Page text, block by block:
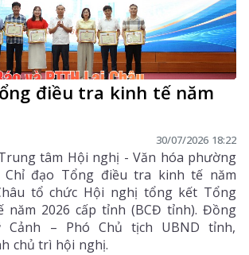
điều tra kinh tế năm
30/07/2026 18:22
tâm Hội nghị - Văn hóa phường
Chỉ đạo Tổng điều tra kinh tế năm
tổ chức Hội nghị tổng kết Tổng
năm 2026 cấp tỉnh (BCĐ tỉnh). Đồng
Cảnh – Phó Chủ tịch UBND tỉnh,
chủ trì hội nghị.